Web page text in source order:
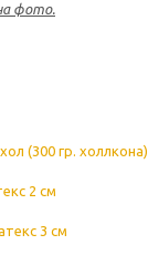
фото.
(300 гр. холлкона)
2 см
3 см